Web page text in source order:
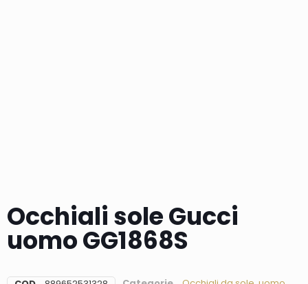
Occhiali sole Gucci
uomo GG1868S